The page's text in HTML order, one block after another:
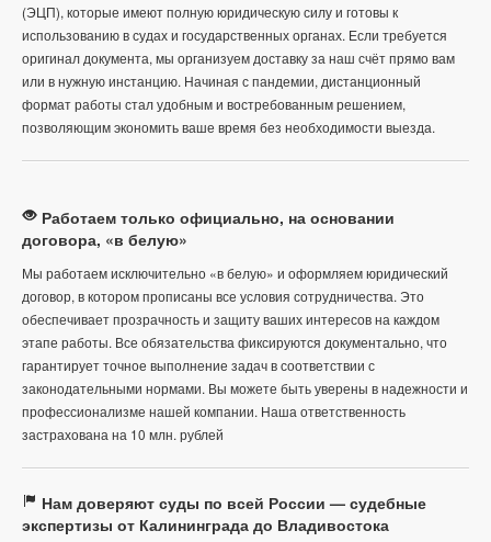
(ЭЦП), которые имеют полную юридическую силу и готовы к
использованию в судах и государственных органах. Если требуется
оригинал документа, мы организуем доставку за наш счёт прямо вам
или в нужную инстанцию. Начиная с пандемии, дистанционный
формат работы стал удобным и востребованным решением,
позволяющим экономить ваше время без необходимости выезда.
Работаем только официально, на основании
договора, «в белую»
Мы работаем исключительно «в белую» и оформляем юридический
договор, в котором прописаны все условия сотрудничества. Это
обеспечивает прозрачность и защиту ваших интересов на каждом
этапе работы. Все обязательства фиксируются документально, что
гарантирует точное выполнение задач в соответствии с
законодательными нормами. Вы можете быть уверены в надежности и
профессионализме нашей компании. Наша ответственность
застрахована на 10 млн. рублей
Нам доверяют суды по всей России — судебные
экспертизы от Калининграда до Владивостока